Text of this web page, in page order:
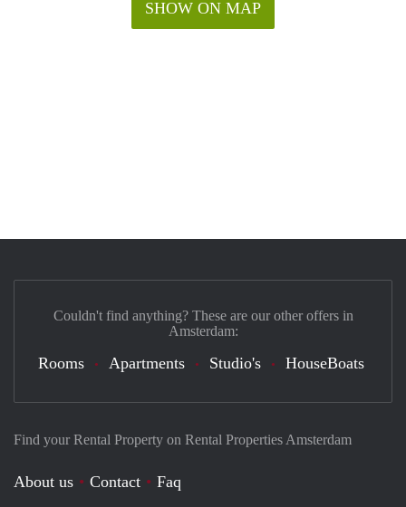
SHOW ON MAP
Find your Rental Property on Rental Properties Amsterdam
About us Contact Faq
Couldn't find anything? These are our other offers in
Amsterdam:
Rooms Apartments Studio's HouseBoats